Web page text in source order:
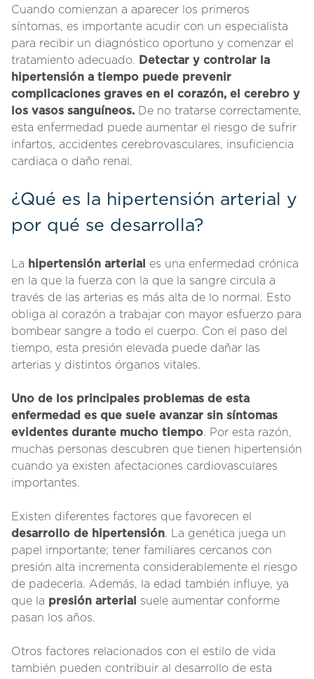
Cuando comienzan a aparecer los primeros
síntomas, es importante acudir con un especialista
para recibir un diagnóstico oportuno y comenzar el
tratamiento adecuado.
Detectar y controlar la
hipertensión a tiempo puede prevenir
complicaciones graves en el corazón, el cerebro y
los vasos sanguíneos. De no tratarse correctamente,
esta enfermedad puede aumentar el riesgo de sufrir
infartos, accidentes cerebrovasculares, insuficiencia
cardiaca o daño renal.
¿Qué es la hipertensión arterial y
por qué se desarrolla?
La hipertensión arterial
es una enfermedad crónica
en la que la fuerza con la que la sangre circula a
través de las arterias es más alta de lo normal. Esto
obliga al corazón a trabajar con mayor esfuerzo para
bombear sangre a todo el cuerpo. Con el paso del
tiempo, esta presión elevada puede dañar las
arterias y distintos órganos vitales.
Uno de los principales problemas de esta
enfermedad es que suele avanzar sin síntomas
evidentes durante mucho tiempo. Por esta razón,
muchas personas descubren que tienen hipertensión
cuando ya existen afectaciones cardiovasculares
importantes.
Existen diferentes factores que favorecen el
desarrollo de hipertensión. La genética juega un
papel importante; tener familiares cercanos con
presión alta incrementa considerablemente el riesgo
de padecerla. Además, la edad también influye, ya
que la presión arterial
suele aumentar conforme
pasan los años.
Otros factores relacionados con el estilo de vida
también pueden contribuir al desarrollo de esta